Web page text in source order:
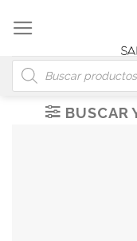
content
Búsqueda
de
productos
BUSCAR